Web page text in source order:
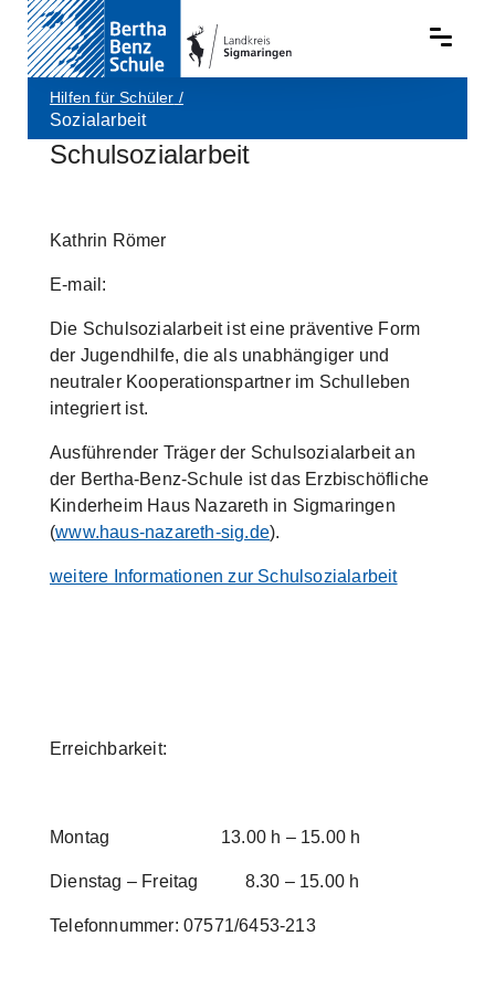
Hilfen für Schüler /
Sozialarbeit
Skip to main content
Schulsozialarbeit
Kathrin Römer
E-mail:
Die Schulsozialarbeit ist eine präventive Form
der Jugendhilfe, die als unabhängiger und
neutraler Kooperationspartner im Schulleben
integriert ist.
Ausführender Träger der Schulsozialarbeit an
der Bertha-Benz-Schule ist das Erzbischöfliche
Kinderheim Haus Nazareth in Sigmaringen
(www.haus-nazareth-sig.de).
weitere Informationen zur Schulsozialarbeit
Erreichbarkeit:
Montag 13.00 h – 15.00 h
Dienstag – Freitag 8.30 – 15.00 h
Telefonnummer: 07571/6453-213